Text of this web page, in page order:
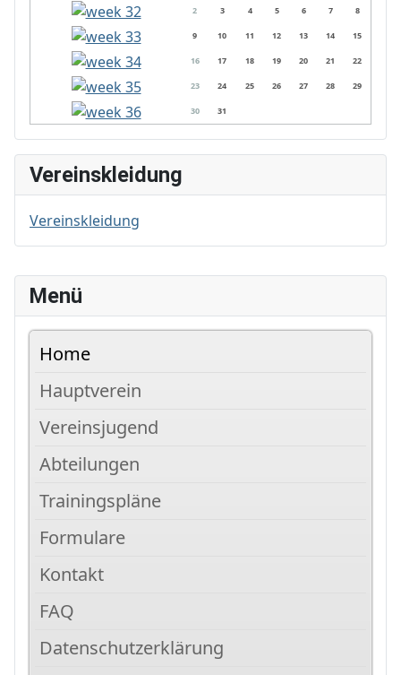
Menü
Home
Hauptverein
Vereinsjugend
Abteilungen
Trainingspläne
Formulare
Kontakt
FAQ
Datenschutzerklärung
2 3 4 5 6 7 8
9 10 11 12 13 14 15
16 17 18 19 20 21 22
23 24 25 26 27 28 29
30 31
Vereinskleidung
Vereinskleidung